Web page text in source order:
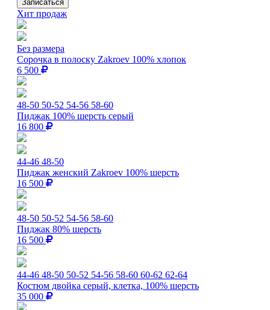
Хит продаж
Без размера
Сорочка в полоску Zakroev 100% хлопок
6 500
48-50 50-52 54-56 58-60
Пиджак 100% шерсть серый
16 800
44-46 48-50
Пиджак женский Zakroev 100% шерсть
16 500
48-50 50-52 54-56 58-60
Пиджак 80% шерсть
16 500
44-46 48-50 50-52 54-56 58-60 60-62 62-64
Костюм двойка серый, клетка, 100% шерсть
35 000